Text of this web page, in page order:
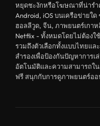
หยุดชะงักหรือโฆษณาที่น่ารำ
Android, iOS บนเครือข่ายใ
ฮอลลีวูด, จีน, ภาพยนตร์เกา
Netflix - ทั้งหมดโดยไม่ต้องใ
รวมถึงตัวเลือกทั้งแบบไทยแ
สำรองเพื่อป้องกันปัญหาการ
อัตโนมัติและความสามารถใ
ฟรี สนุกกับการดูภาพยนตร์อ